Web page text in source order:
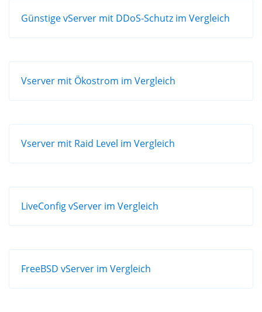
Günstige vServer mit DDoS-Schutz im Vergleich
Vserver mit Ökostrom im Vergleich
Vserver mit Raid Level im Vergleich
LiveConfig vServer im Vergleich
FreeBSD vServer im Vergleich